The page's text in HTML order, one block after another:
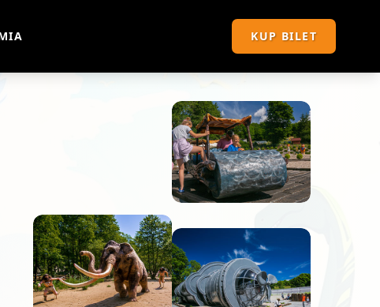
KUP BILET